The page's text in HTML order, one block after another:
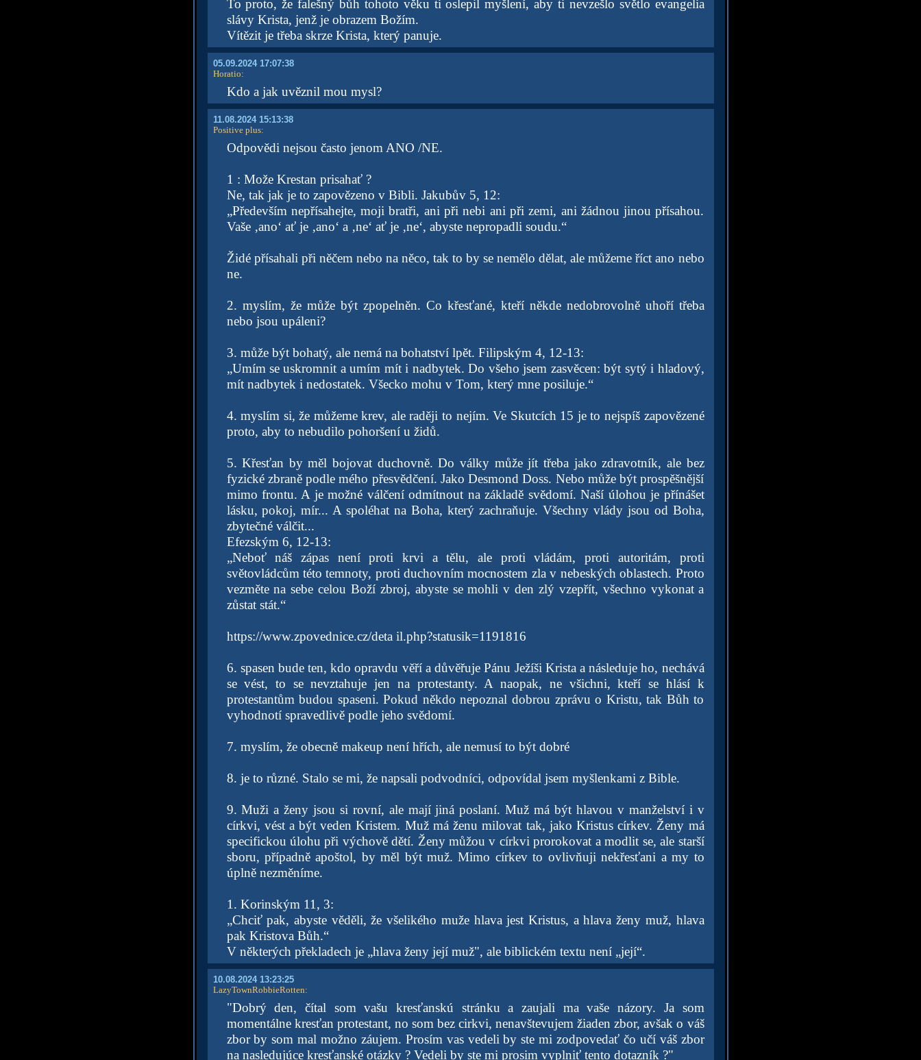
To proto, že falešný bůh tohoto věku ti oslepil myšlení, aby ti nevzešlo světlo evangelia
slávy Krista, jenž je obrazem Božím.
Vítězit je třeba skrze Krista, který panuje.
05.09.2024 17:07:38
Horatio:
Kdo a jak uvěznil mou mysl?
11.08.2024 15:13:38
Positive plus:
Odpovědi nejsou často jenom ANO /NE.
1 : Može Krestan prisahať ?
Ne, tak jak je to zapovězeno v Bibli. Jakubův 5, 12:
„Především nepřísahejte, moji bratři, ani při nebi ani při zemi, ani žádnou jinou přísahou.
Vaše ‚ano‘ ať je ‚ano‘ a ‚ne‘ ať je ‚ne‘, abyste nepropadli soudu.“
Židé přísahali při něčem nebo na něco, tak to by se nemělo dělat, ale můžeme říct ano nebo
ne.
2. myslím, že může být zpopelněn. Co křesťané, kteří někde nedobrovolně uhoří třeba
nebo jsou upáleni?
3. může být bohatý, ale nemá na bohatství lpět. Filipským 4, 12-13:
„Umím se uskromnit a umím mít i nadbytek. Do všeho jsem zasvěcen: být sytý i hladový,
mít nadbytek i nedostatek. Všecko mohu v Tom, který mne posiluje.“
4. myslím si, že můžeme krev, ale raději to nejím. Ve Skutcích 15 je to nejspíš zapovězené
proto, aby to nebudilo pohoršení u židů.
5. Křesťan by měl bojovat duchovně. Do války může jít třeba jako zdravotník, ale bez
fyzické zbraně podle mého přesvědčení. Jako Desmond Doss. Nebo může být prospěšnější
mimo frontu. A je možné válčení odmítnout na základě svědomí. Naší úlohou je přínášet
lásku, pokoj, mír... A spoléhat na Boha, který zachraňuje. Všechny vlády jsou od Boha,
zbytečné válčit...
Efezským 6, 12-13:
„Neboť náš zápas není proti krvi a tělu, ale proti vládám, proti autoritám, proti
světovládcům této temnoty, proti duchovním mocnostem zla v nebeských oblastech. Proto
vezměte na sebe celou Boží zbroj, abyste se mohli v den zlý vzepřít, všechno vykonat a
zůstat stát.“
https://www.zpovednice.cz/deta il.php?statusik=1191816
6. spasen bude ten, kdo opravdu věří a důvěřuje Pánu Ježíši Krista a následuje ho, nechává
se vést, to se nevztahuje jen na protestanty. A naopak, ne všichni, kteří se hlásí k
protestantům budou spaseni. Pokud někdo nepoznal dobrou zprávu o Kristu, tak Bůh to
vyhodnotí spravedlivě podle jeho svědomí.
7. myslím, že obecně makeup není hřích, ale nemusí to být dobré
8. je to různé. Stalo se mi, že napsali podvodníci, odpovídal jsem myšlenkami z Bible.
9. Muži a ženy jsou si rovní, ale mají jiná poslaní. Muž má být hlavou v manželství i v
církvi, vést a být veden Kristem. Muž má ženu milovat tak, jako Kristus církev. Ženy má
specifickou úlohu při výchově dětí. Ženy můžou v církvi prorokovat a modlit se, ale starší
sboru, případně apoštol, by měl být muž. Mimo církev to ovlivňuji nekřesťani a my to
úplně nezměníme.
1. Korinským 11, 3:
„Chciť pak, abyste věděli, že všelikého muže hlava jest Kristus, a hlava ženy muž, hlava
pak Kristova Bůh.“
V některých překladech je „hlava ženy její muž", ale biblickém textu není „její“.
10.08.2024 13:23:25
LazyTownRobbieRotten:
"Dobrý den, čítal som vašu kresťanskú stránku a zaujali ma vaše názory. Ja som
momentálne kresťan protestant, no som bez cirkvi, nenavštevujem žiaden zbor, avšak o váš
zbor by som mal možno záujem. Prosím vas vedeli by ste mi zodpovedať čo učí váš zbor
na nasledujúce kresťanské otázky ? Vedeli by ste mi prosim vyplniť tento dotazník ?"